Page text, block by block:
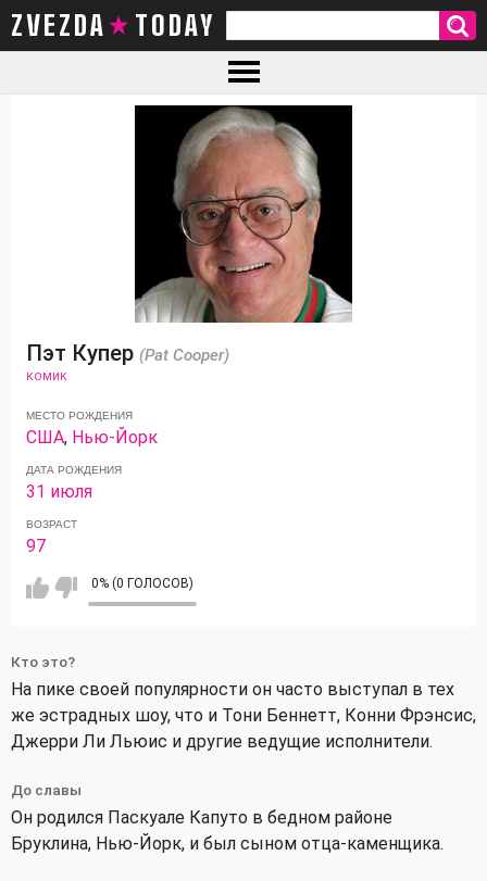
ZVEZDA TODAY
Пэт Купер (Pat Cooper)
КОМИК
МЕСТО РОЖДЕНИЯ
США, Нью-Йорк
ДАТА РОЖДЕНИЯ
31 июля
ВОЗРАСТ
97
0% (0 ГОЛОСОВ)
Кто это?
На пике своей популярности он часто выступал в тех
же эстрадных шоу, что и Тони Беннетт, Конни Фрэнсис,
Джерри Ли Льюис и другие ведущие исполнители.
До славы
Он родился Паскуале Капуто в бедном районе
Бруклина, Нью-Йорк, и был сыном отца-каменщика.